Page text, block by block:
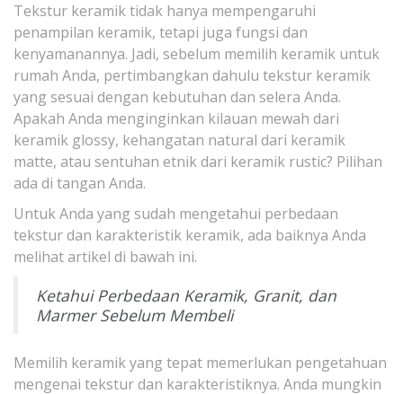
Tekstur keramik tidak hanya mempengaruhi
penampilan keramik, tetapi juga fungsi dan
kenyamanannya. Jadi, sebelum memilih keramik untuk
rumah Anda, pertimbangkan dahulu tekstur keramik
yang sesuai dengan kebutuhan dan selera Anda.
Apakah Anda menginginkan kilauan mewah dari
keramik glossy, kehangatan natural dari keramik
matte, atau sentuhan etnik dari keramik rustic? Pilihan
ada di tangan Anda.
Untuk Anda yang sudah mengetahui perbedaan
tekstur dan karakteristik keramik, ada baiknya Anda
melihat artikel di bawah ini.
Ketahui Perbedaan Keramik, Granit, dan
Marmer Sebelum Membeli
Memilih keramik yang tepat memerlukan pengetahuan
mengenai tekstur dan karakteristiknya. Anda mungkin